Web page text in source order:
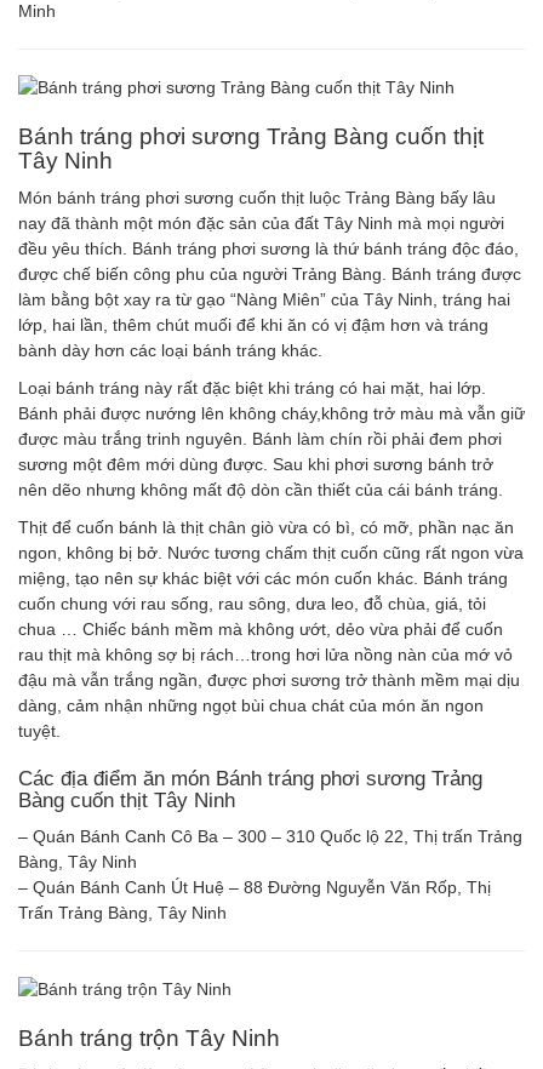
Minh
Bánh tráng phơi sương Trảng Bàng cuốn thịt
Tây Ninh
Món bánh tráng phơi sương cuốn thịt luộc Trảng Bàng bấy lâu
nay đã thành một món đặc sản của đất Tây Ninh mà mọi người
đều yêu thích. Bánh tráng phơi sương là thứ bánh tráng độc đáo,
được chế biến công phu của người Trảng Bàng. Bánh tráng được
làm bằng bột xay ra từ gạo “Nàng Miên” của Tây Ninh, tráng hai
lớp, hai lần, thêm chút muối để khi ăn có vị đậm hơn và tráng
bành dày hơn các loại bánh tráng khác.
Loại bánh tráng này rất đặc biệt khi tráng có hai mặt, hai lớp.
Bánh phải được nướng lên không cháy,không trở màu mà vẫn giữ
được màu trắng trinh nguyên. Bánh làm chín rồi phải đem phơi
sương một đêm mới dùng được. Sau khi phơi sương bánh trở
nên dẽo nhưng không mất độ dòn cần thiết của cái bánh tráng.
Thịt để cuốn bánh là thịt chân giò vừa có bì, có mỡ, phần nạc ăn
ngon, không bị bở. Nước tương chấm thịt cuốn cũng rất ngon vừa
miệng, tạo nên sự khác biệt với các món cuốn khác. Bánh tráng
cuốn chung với rau sống, rau sông, dưa leo, đỗ chùa, giá, tỏi
chua … Chiếc bánh mềm mà không ướt, dẻo vừa phải để cuốn
rau thịt mà không sợ bị rách…trong hơi lửa nồng nàn của mớ vỏ
đậu mà vẫn trắng ngần, được phơi sương trở thành mềm mại dịu
dàng, cảm nhận những ngọt bùi chua chát của món ăn ngon
tuyệt.
Các địa điểm ăn món Bánh tráng phơi sương Trảng
Bàng cuốn thịt Tây Ninh
– Quán Bánh Canh Cô Ba – 300 – 310 Quốc lộ 22, Thị trấn Trảng
Bàng, Tây Ninh
– Quán Bánh Canh Út Huệ – 88 Đường Nguyễn Văn Rốp, Thị
Trấn Trảng Bàng, Tây Ninh
Bánh tráng trộn Tây Ninh